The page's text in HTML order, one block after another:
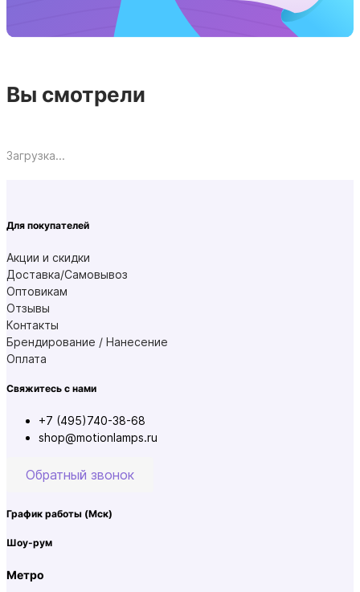
Вы смотрели
Загрузка...
Для покупателей
Акции и скидки
Доставка/Самовывоз
Оптовикам
Отзывы
Контакты
Брендирование / Нанесение
Оплата
Свяжитесь с нами
+7 (495)740-38-68
shop@motionlamps.ru
Обратный звонок
График работы (Мск)
Шоу-рум
Метро